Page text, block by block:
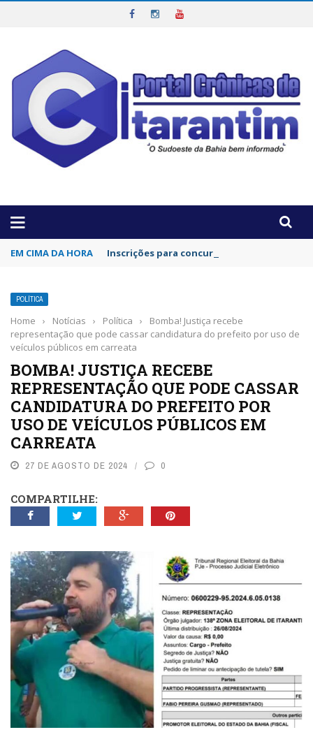
EM CIMA DA HORA Inscrições para concurso da Polícia Civil da
POLÍTICA
Home › Notícias › Política ›
Bomba! Justiça recebe
representação que pode cassar candidatura do prefeito por uso de
veículos públicos em carreata
BOMBA! JUSTIÇA RECEBE
REPRESENTAÇÃO QUE PODE CASSAR
CANDIDATURA DO PREFEITO POR
USO DE VEÍCULOS PÚBLICOS EM
CARREATA
27 DE AGOSTO DE 2024 0
COMPARTILHE: